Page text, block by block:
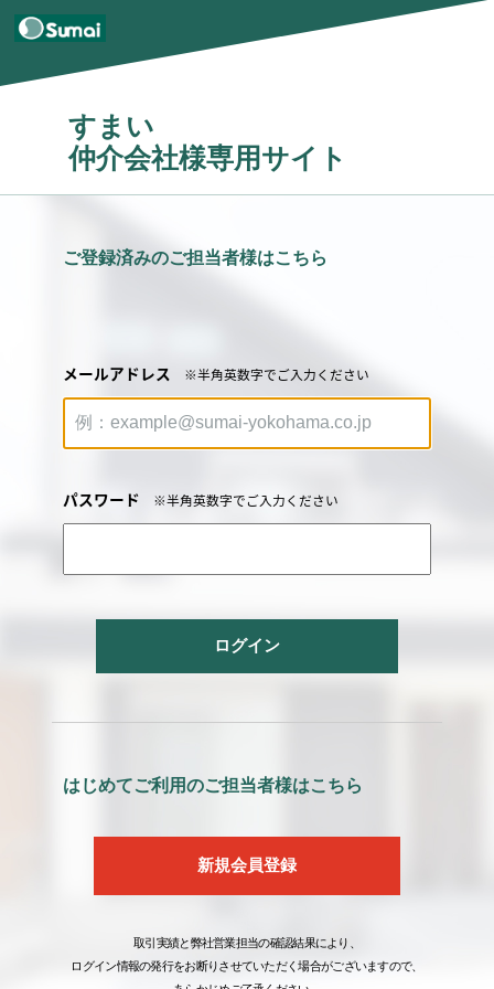
すまい
仲介会社様専用サイト
ご登録済みのご担当者様はこちら
メールアドレス ※半角英数字でご入力ください
パスワード ※半角英数字でご入力ください
ログイン
はじめてご利用のご担当者様はこちら
新規会員登録
取引実績と弊社営業担当の確認結果により、
ログイン情報の発行をお断りさせていただく場合がございますので、